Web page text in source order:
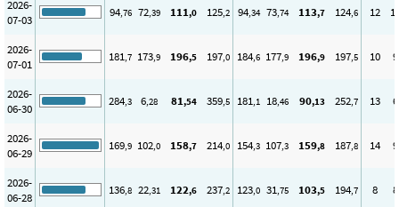
2026-
07-03
94,76 72,39 111,0 125,2 94,34 73,74 113,7 124,6 12
2026-
07-01
181,7 173,9 196,5 197,0 184,6 177,9 196,9 197,5 10 9
2026-
06-30
284,3 6,28 81,54 359,5 181,1 18,46 90,13 252,7 13 6
2026-
06-29
169,9 102,0 158,7 214,0 154,3 107,3 159,8 187,8 14 9
2026-
06-28
136,8 22,31 122,6 237,2 123,0 31,75 103,5 194,7 8 8